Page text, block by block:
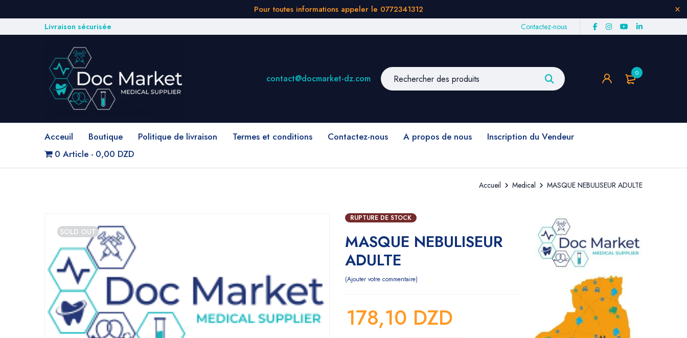
Pour toutes informations appeler le 0772341312
Livraison sécurisée Contactez-nous
0
contact@docmarket-dz.com
Acceuil Boutique Politique de livraison Termes et conditions Contactez-nous A propos de nous
Inscription du Vendeur
0 Article
0,00 DZD
Accueil Medical MASQUE NEBULISEUR ADULTE
SOLD OUT
RUPTURE DE STOCK
MASQUE NEBULISEUR
ADULTE
Ajouter votre commentaire
178,10 DZD